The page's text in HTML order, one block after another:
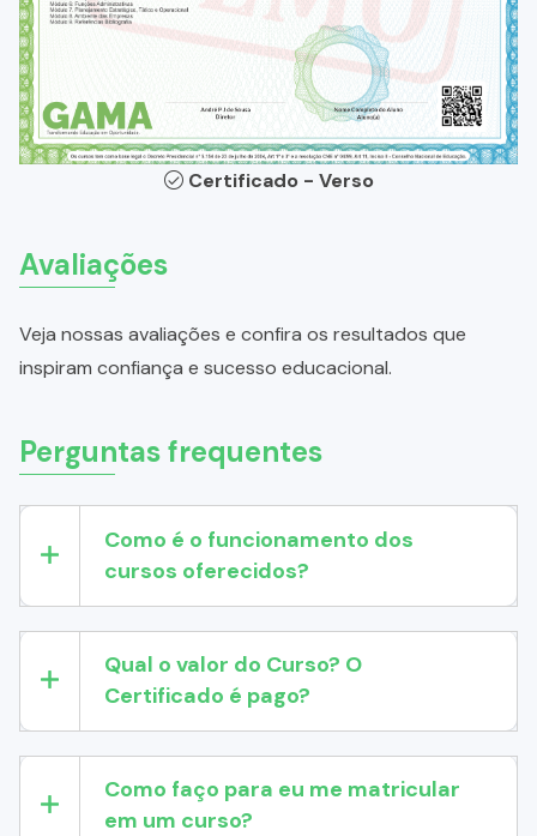
Certificado - Verso
Avaliações
Veja nossas avaliações e confira os resultados que
inspiram confiança e sucesso educacional.
Perguntas frequentes
Como é o funcionamento dos
cursos oferecidos?
Qual o valor do Curso? O
Certificado é pago?
Como faço para eu me matricular
em um curso?